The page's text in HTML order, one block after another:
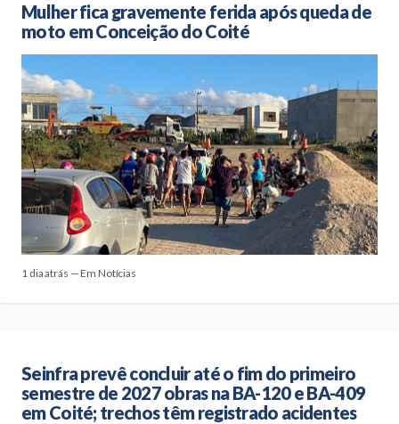
Mulher fica gravemente ferida após queda de
moto em Conceição do Coité
1 dia atrás — Em Notícias
Seinfra prevê concluir até o fim do primeiro
semestre de 2027 obras na BA-120 e BA-409
em Coité; trechos têm registrado acidentes